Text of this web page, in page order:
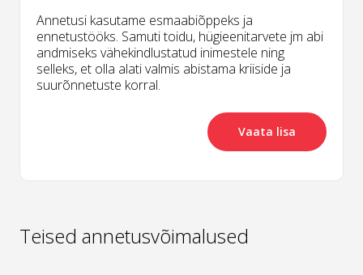
Annetusi kasutame esmaabiõppeks ja
ennetustööks. Samuti toidu, hügieenitarvete jm abi
andmiseks vähekindlustatud inimestele ning
selleks, et olla alati valmis abistama kriiside ja
suurõnnetuste korral.
Vaata lisa
Teised annetusvõimalused